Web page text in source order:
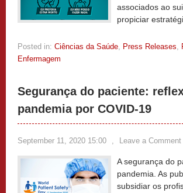
associados ao
propiciar
Posted in: Ciências da Saúde, Press Releases,
Enfermagem
Segurança do paciente:
pandemia por COVID-19
September 11, 2020 15:00 , Leave a Comment
A segurança do
pandemia. As
subsidiar os